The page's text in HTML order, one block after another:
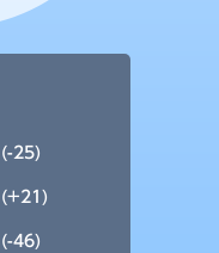
(-25)
(+21)
(-46)